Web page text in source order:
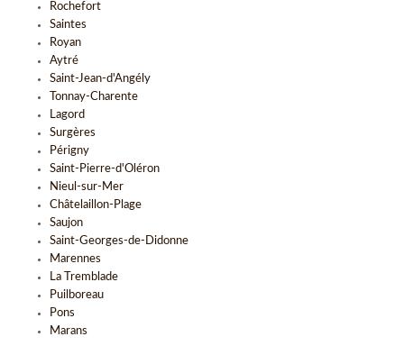
Rochefort
Saintes
Royan
Aytré
Saint-Jean-d'Angély
Tonnay-Charente
Lagord
Surgères
Périgny
Saint-Pierre-d'Oléron
Nieul-sur-Mer
Châtelaillon-Plage
Saujon
Saint-Georges-de-Didonne
Marennes
La Tremblade
Puilboreau
Pons
Marans